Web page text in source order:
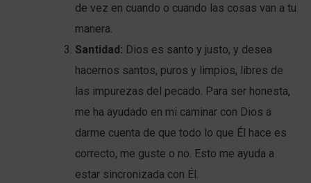
de vez en cuando o cuando las cosas van a tu
manera.
Santidad: Dios es santo y justo, y desea
hacernos santos, puros y limpios, libres de
las impurezas del pecado. Para ser honesta,
me ha ayudado en mi caminar con Dios a
darme cuenta de que todo lo que Él hace es
correcto, me guste o no. Esto me ayuda a
estar sincronizada con Él.